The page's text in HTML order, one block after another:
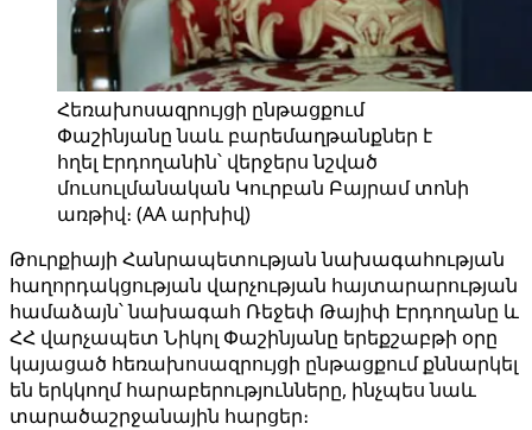
Հեռախոսազրույցի ընթացքում
Փաշինյանը նաև բարեմաղթանքներ է
հղել Էրդողանին՝ վերջերս նշված
մուսուլմանական Կուրբան Բայրամ տոնի
առթիվ։ (AA արխիվ)
Թուրքիայի Հանրապետության նախագահության
հաղորդակցության վարչության հայտարարության
համաձայն՝ նախագահ Ռեջեփ Թայիփ Էրդողանը և
ՀՀ վարչապետ Նիկոլ Փաշինյանը երեքշաբթի օրը
կայացած հեռախոսազրույցի ընթացքում քննարկել
են երկկողմ հարաբերությունները, ինչպես նաև
տարածաշրջանային հարցեր։